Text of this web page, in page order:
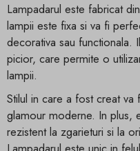
Lampadarul este fabricat
lampii este fixa si va fi
decorativa sau functionala.
picior, care permite o
lampii.
Stilul in care a fost creat
glamour moderne. In plus,
rezistent la zgarieturi si la